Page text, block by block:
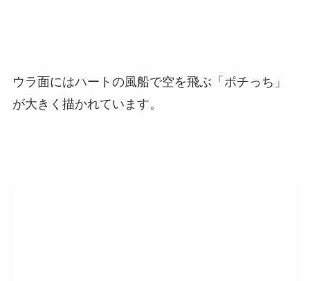
ウラ面にはハートの風船で空を飛ぶ「ポチっち」
が大きく描かれています。